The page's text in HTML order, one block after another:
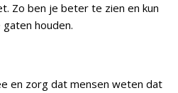
Zo ben je beter te zien en kun
houden.
en zorg dat mensen weten dat